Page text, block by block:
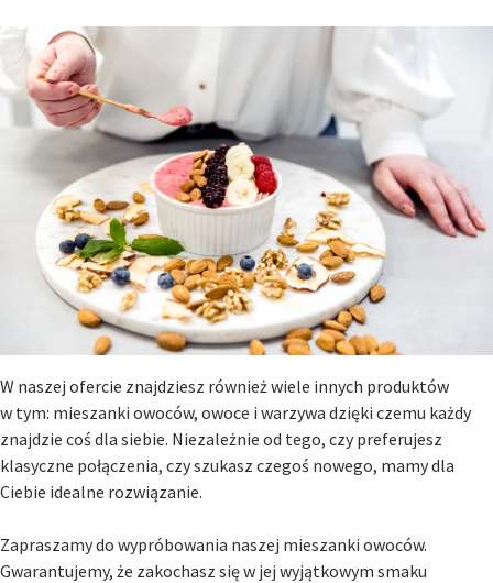
W naszej ofercie znajdziesz również wiele innych produktów
w tym: mieszanki owoców, owoce i warzywa dzięki czemu każdy
znajdzie coś dla siebie. Niezależnie od tego, czy preferujesz
klasyczne połączenia, czy szukasz czegoś nowego, mamy dla
Ciebie idealne rozwiązanie.
Zapraszamy do wypróbowania naszej mieszanki owoców.
Gwarantujemy, że zakochasz się w jej wyjątkowym smaku